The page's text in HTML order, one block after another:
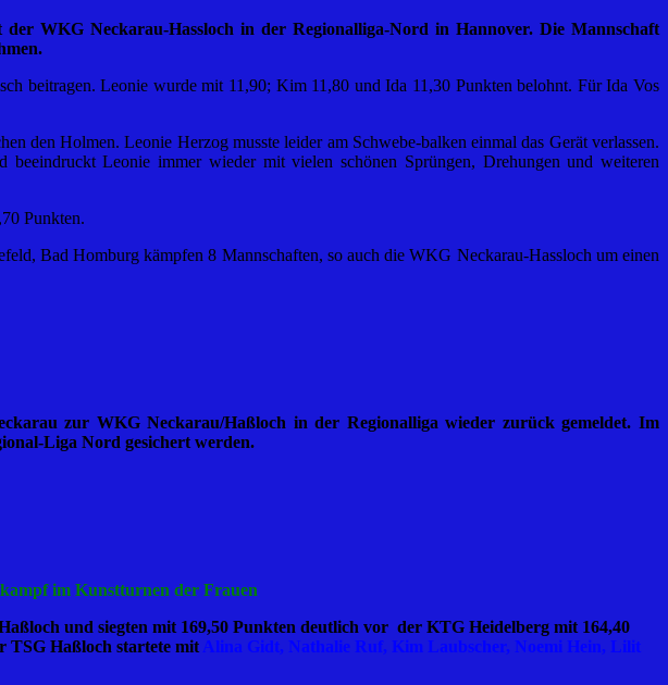
WKG Neckarau-Hassloch in der Regionalliga-Nord in Hannover. Die Mannschaft
beitragen. Leonie wurde mit 11,90; Kim 11,80 und Ida 11,30 Punkten belohnt. Für Ida Vos
den Holmen. Leonie Herzog musste leider am Schwebe-balken einmal das Gerät verlassen.
Leonie immer wieder mit vielen schönen Sprüngen, Drehungen und weiteren
Punkten.
Bad Homburg kämpfen 8 Mannschaften, so auch die WKG Neckarau-Hassloch um einen
zur WKG Neckarau/Haßloch in der Regionalliga wieder zurück gemeldet. Im
Liga Nord gesichert werden.
im Kunstturnen der Frauen
und siegten mit 169,50 Punkten deutlich vor der KTG Heidelberg mit 164,40
TSG Haßloch startete mit Alina Gidt, Nathalie Ruf, Kim Laubscher, Noemi Hein, Lilit